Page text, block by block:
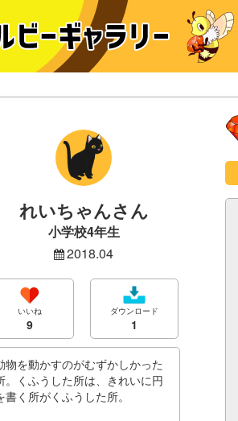
れいちゃんさん
小学校4年生
2018.04
いいね
9
ダウンロード
1
物を動かすのがむずかしかった
。くふうした所は、きれいに円
書く所がくふうした所。